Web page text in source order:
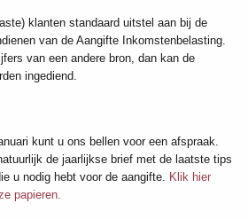
klanten standaard uitstel aan bij de
van de Aangifte Inkomstenbelasting.
van een andere bron, dan kan de
ingediend.
kunt u ons bellen voor een afspraak.
de jaarlijkse brief met de laatste tips
u nodig hebt voor de aangifte. Klik hier
papieren.